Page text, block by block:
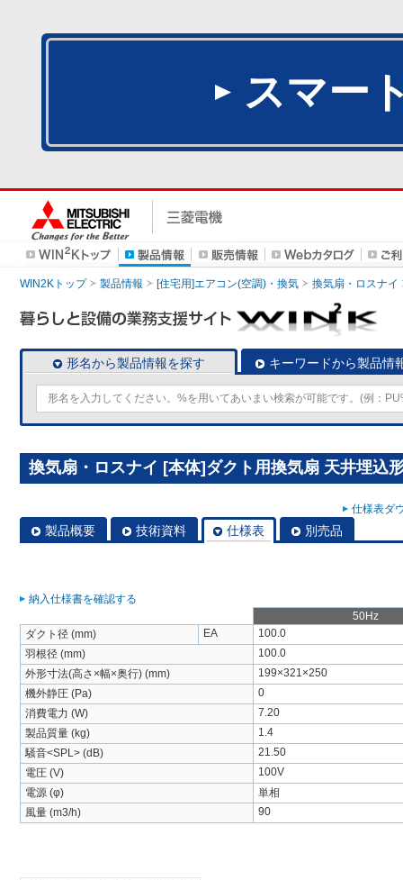
スマー
WIN2Kトップ 製品情報 [住宅用]エアコン(空調)・換気 換気扇・ロスナイ
形名から製品情報を探す キーワードから製品情
換気扇・ロスナイ [本体]ダクト用換気扇 天井埋込
仕様表ダ
製品概要 技術資料 仕様表 別売品
納入仕様書を確認する
50Hz
ダクト径 (mm)
EA
100.0
羽根径 (mm)
100.0
外形寸法(高さ×幅×奥行) (mm)
199×321×250
機外静圧 (Pa)
0
消費電力 (W)
7.20
製品質量 (kg)
1.4
騒音<SPL> (dB)
21.50
電圧 (V)
100V
電源 (φ)
単相
風量 (m3/h)
90